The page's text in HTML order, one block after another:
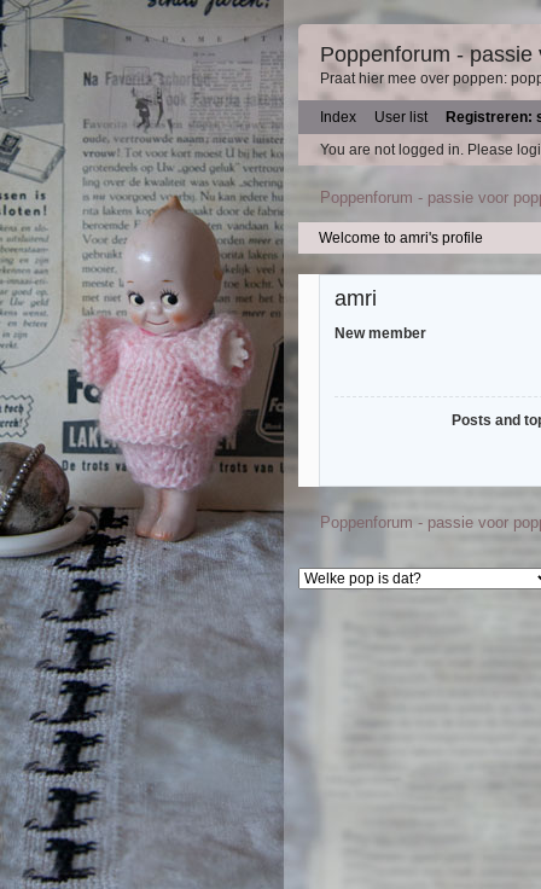
Poppenforum - passie
Praat hier mee over poppen:
Index User list
Registreren:
You are not logged in. Please
Poppenforum - passie voor
Welcome to amri's profile
amri
New member
Posts and
Poppenforum - passie voor